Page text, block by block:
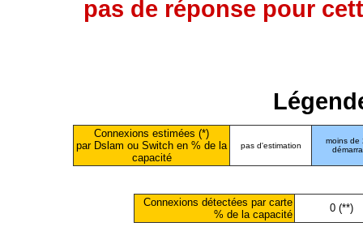
pas de réponse pour
Connexions estimées (*)
par Dslam ou Switch en % de la
capacité
pas d'estimation
moins de
Connexions détectées par carte
% de la capacité
0 (**)